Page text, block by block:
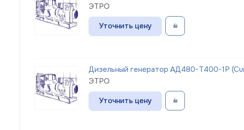
ЭТРО
Уточнить цену
Дизельный генератор АД480-Т400-1Р
ЭТРО
Уточнить цену